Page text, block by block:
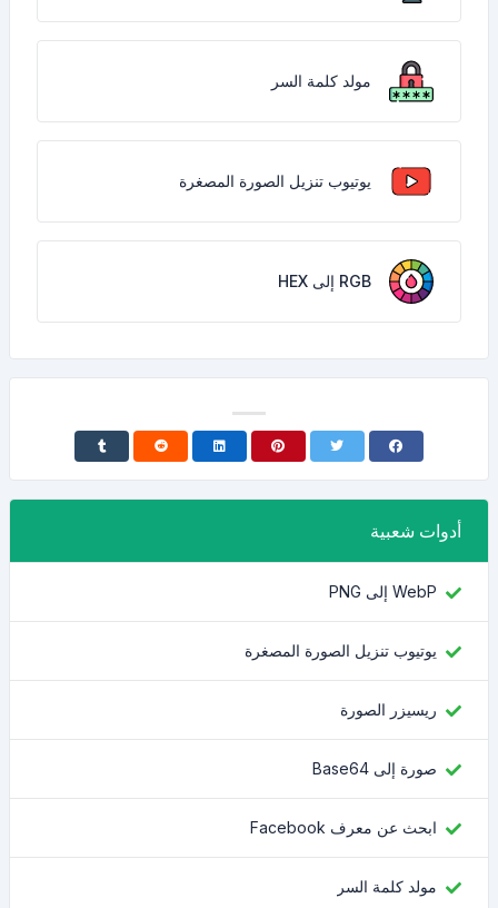
مولد كلمة السر
يوتيوب تنزيل الصورة المصغرة
RGB إلى HEX
أدوات شعبية
WebP إلى PNG
يوتيوب تنزيل الصورة المصغرة
ريسيزر الصورة
صورة إلى Base64
ابحث عن معرف Facebook
مولد كلمة السر